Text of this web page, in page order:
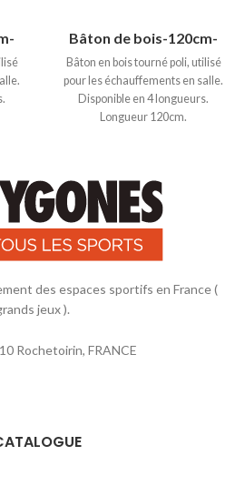
Bâton de bois-120cm-
Bâton en bois tourné poli, utilisé
pour les échauffements en salle.
Disponible en 4 longueurs.
Longueur 120cm.
des espaces sportifs en France (
jeux ).
Rochetoirin, FRANCE